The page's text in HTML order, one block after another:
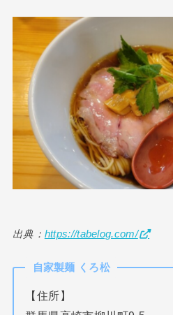
出典： https://tabelog.com/
自家製麺 くろ松
【住所】